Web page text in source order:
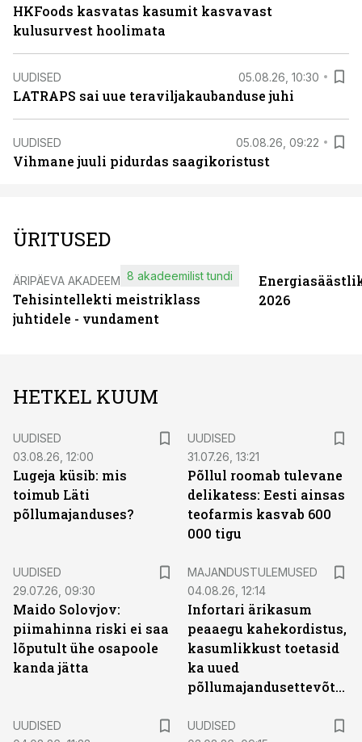
HKFoods kasvatas kasumit kasvavast
kulusurvest hoolimata
UUDISED 05.08.26, 10:30
LATRAPS sai uue teraviljakaubanduse juhi
UUDISED 05.08.26, 09:22
Vihmane juuli pidurdas saagikoristust
ÜRITUSED
ÄRIPÄEVA AKADEEMIA
Tehisintellekti meistriklass
juhtidele - vundament
8 akadeemilist tundi
2026
HETKEL KUUM
UUDISED
03.08.26, 12:00
Lugeja küsib: mis
toimub Läti
põllumajanduses?
UUDISED
31.07.26, 13:21
Põllul roomab tulevane
delikatess: Eesti ainsas
teofarmis kasvab 600
000 tigu
UUDISED
29.07.26, 09:30
Maido Solovjov:
piimahinna riski ei saa
lõputult ühe osapoole
kanda jätta
MAJANDUSTULEMUSED
04.08.26, 12:14
Infortari ärikasum
peaaegu kahekordistus,
kasumlikkust toetasid
ka uued
põllumajandusettevõtted
UUDISED
UUDISED